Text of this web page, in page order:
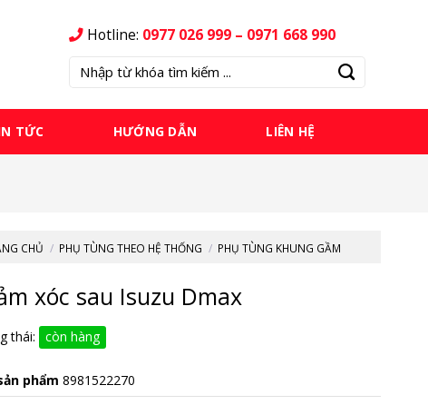
Hotline: 0977 026 999 – 0971 668 990
Tìm
kiếm:
TỨC HƯỚNG DẪN LIÊN HỆ
CHỦ / PHỤ TÙNG THEO HỆ THỐNG / PHỤ TÙNG KHUNG GẦM
xóc sau Isuzu Dmax
thái: còn hàng
phẩm 8981522270